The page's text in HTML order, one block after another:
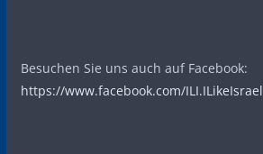
Besuchen Sie uns auch auf Facebook:
https://www.facebook.com/ILI.ILikeIsrael